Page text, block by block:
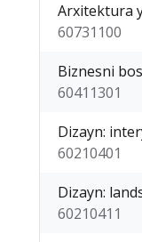
Arxitektura
60731100
Biznesni
60411301
Dizayn:
60210401
Dizayn:
60210411